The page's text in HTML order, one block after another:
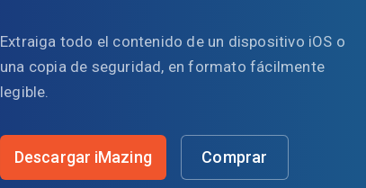
Extraiga todo el contenido de un dispositivo iOS o
una copia de seguridad, en formato fácilmente
legible.
Descargar iMazing Comprar